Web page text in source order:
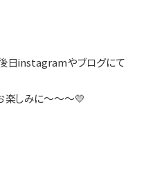
日instagramやブログにて
楽しみに～～～💛